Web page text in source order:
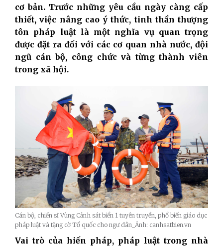
cơ bản. Trước những yêu cầu ngày càng cấp
thiết, việc nâng cao ý thức, tinh thần thượng
tôn pháp luật là một nghĩa vụ quan trọng
được đặt ra đối với các cơ quan nhà nước, đội
ngũ cán bộ, công chức và từng thành viên
trong xã hội.
Cán bộ, chiến sĩ Vùng Cảnh sát biển 1 tuyên truyền, phổ biến giáo dục
pháp luật và tặng cờ Tổ quốc cho ngư dân_Ảnh: canhsatbien.vn
Vai trò của hiến pháp, pháp luật trong nhà